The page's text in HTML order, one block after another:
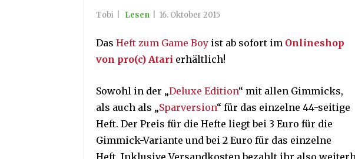
Tobi Lesen 16. Oktober 2015
Das Heft zum Game Boy ist ab sofort im Onlineshop
von pro(c) Atari erhältlich!
Sowohl in der „Deluxe Edition“ mit allen Gimmicks,
als auch als „Sparversion“ für das einzelne 44-seitige
Heft. Der Preis für die Hefte liegt bei 3 Euro für die
Gimmick-Variante und bei 2 Euro für das einzelne